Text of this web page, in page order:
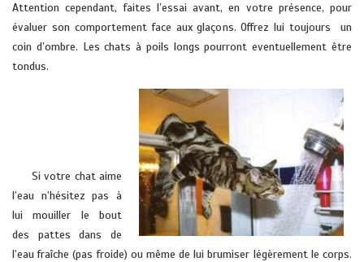
Attention cependant, faites l’essai avant, en votre présence, pour
évaluer son comportement face aux glaçons. Offrez lui toujours un
coin d’ombre. Les chats à poils longs pourront eventuellement être
tondus.
Si votre chat aime
l’eau n’hésitez pas à
lui mouiller le bout
des pattes dans de
l’eau fraîche (pas froide) ou même de lui brumiser légèrement le corps.